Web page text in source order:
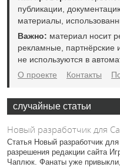
публикации,
материалы,
Важно: материал носит
рекламные, партнёрские
не используются в
О проекте
Контакты
случайные статьи
Новый разработчик для
Статья Новый разработчик
разрешения редакции сайта
Чаплюк. Фанаты уже